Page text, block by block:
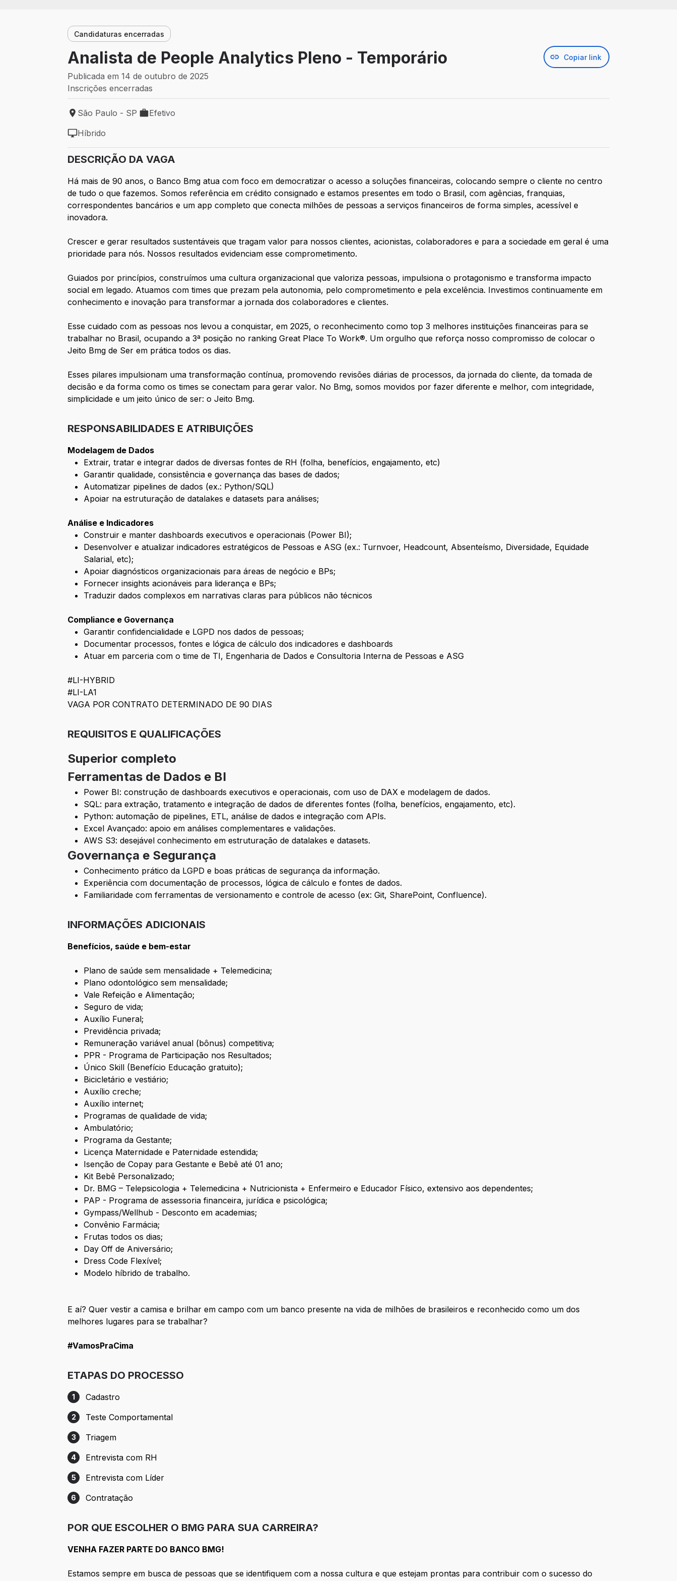
Candidaturas encerradas
Analista de People Analytics Pleno - Temporário Copiar link
Publicada em 14 de outubro de 2025
Inscrições encerradas
Local de trabalho: São Paulo - SP
São Paulo - SP
Tipo de vaga: Efetivo
Efetivo
Modelo de trabalho: Híbrido
Híbrido
DESCRIÇÃO DA VAGA
Há mais de 90 anos, o Banco Bmg atua com foco em democratizar o acesso a soluções financeiras, colocando sempre o cliente no centro
de tudo o que fazemos. Somos referência em crédito consignado e estamos presentes em todo o Brasil, com agências, franquias,
correspondentes bancários e um app completo que conecta milhões de pessoas a serviços financeiros de forma simples, acessível e
inovadora.
Crescer e gerar resultados sustentáveis que tragam valor para nossos clientes, acionistas, colaboradores e para a sociedade em geral é uma
prioridade para nós. Nossos resultados evidenciam esse comprometimento.
Guiados por princípios, construímos uma cultura organizacional que valoriza pessoas, impulsiona o protagonismo e transforma impacto
social em legado. Atuamos com times que prezam pela autonomia, pelo comprometimento e pela excelência. Investimos continuamente em
conhecimento e inovação para transformar a jornada dos colaboradores e clientes.
Esse cuidado com as pessoas nos levou a conquistar, em 2025, o reconhecimento como top 3 melhores instituições financeiras para se
trabalhar no Brasil, ocupando a 3ª posição no ranking Great Place To Work®. Um orgulho que reforça nosso compromisso de colocar o
Jeito Bmg de Ser em prática todos os dias.
Esses pilares impulsionam uma transformação contínua, promovendo revisões diárias de processos, da jornada do cliente, da tomada de
decisão e da forma como os times se conectam para gerar valor. No Bmg, somos movidos por fazer diferente e melhor, com integridade,
simplicidade e um jeito único de ser: o Jeito Bmg.
RESPONSABILIDADES E ATRIBUIÇÕES
Modelagem de Dados
Extrair, tratar e integrar dados de diversas fontes de RH (folha, benefícios, engajamento, etc)
Garantir qualidade, consistência e governança das bases de dados;
Automatizar pipelines de dados (ex.: Python/SQL)
Apoiar na estruturação de datalakes e datasets para análises;
Análise e Indicadores
Construir e manter dashboards executivos e operacionais (Power BI);
Desenvolver e atualizar indicadores estratégicos de Pessoas e ASG (ex.: Turnvoer, Headcount, Absenteísmo, Diversidade, Equidade
Salarial, etc);
Apoiar diagnósticos organizacionais para áreas de negócio e BPs;
Fornecer insights acionáveis para liderança e BPs;
Traduzir dados complexos em narrativas claras para públicos não técnicos
Compliance e Governança
Garantir confidencialidade e LGPD nos dados de pessoas;
Documentar processos, fontes e lógica de cálculo dos indicadores e dashboards
Atuar em parceria com o time de TI, Engenharia de Dados e Consultoria Interna de Pessoas e ASG
#LI-HYBRID
#LI-LA1
VAGA POR CONTRATO DETERMINADO DE 90 DIAS
REQUISITOS E QUALIFICAÇÕES
Superior completo
Ferramentas de Dados e BI
Power BI: construção de dashboards executivos e operacionais, com uso de DAX e modelagem de dados.
SQL: para extração, tratamento e integração de dados de diferentes fontes (folha, benefícios, engajamento, etc).
Python: automação de pipelines, ETL, análise de dados e integração com APIs.
Excel Avançado: apoio em análises complementares e validações.
AWS S3: desejável conhecimento em estruturação de datalakes e datasets.
Governança e Segurança
Conhecimento prático da LGPD e boas práticas de segurança da informação.
Experiência com documentação de processos, lógica de cálculo e fontes de dados.
Familiaridade com ferramentas de versionamento e controle de acesso (ex: Git, SharePoint, Confluence).
INFORMAÇÕES ADICIONAIS
Benefícios, saúde e bem-estar
Plano de saúde sem mensalidade + Telemedicina;
Plano odontológico sem mensalidade;
Vale Refeição e Alimentação;
Seguro de vida;
Auxílio Funeral;
Previdência privada;
Remuneração variável anual (bônus) competitiva;
PPR - Programa de Participação nos Resultados;
Único Skill (Benefício Educação gratuito);
Bicicletário e vestiário;
Auxílio creche;
Auxílio internet;
Programas de qualidade de vida;
Ambulatório;
Programa da Gestante;
Licença Maternidade e Paternidade estendida;
Isenção de Copay para Gestante e Bebê até 01 ano;
Kit Bebê Personalizado;
Dr. BMG – Telepsicologia + Telemedicina + Nutricionista + Enfermeiro e Educador Físico, extensivo aos dependentes;
PAP - Programa de assessoria financeira, jurídica e psicológica;
Gympass/Wellhub - Desconto em academias;
Convênio Farmácia;
Frutas todos os dias;
Day Off de Aniversário;
Dress Code Flexível;
Modelo híbrido de trabalho.
E aí? Quer vestir a camisa e brilhar em campo com um banco presente na vida de milhões de brasileiros e reconhecido como um dos
melhores lugares para se trabalhar?
#VamosPraCima
ETAPAS DO PROCESSO
Etapa 1: Cadastro
1 Cadastro
Etapa 2: Teste Comportamental
2 Teste Comportamental
Etapa 3: Triagem
3 Triagem
Etapa 4: Entrevista com RH
4 Entrevista com RH
Etapa 5: Entrevista com Líder
5 Entrevista com Líder
Etapa 6: Contratação
6 Contratação
POR QUE ESCOLHER O BMG PARA SUA CARREIRA?
VENHA FAZER PARTE DO BANCO BMG!
Estamos sempre em busca de pessoas que se identifiquem com a nossa cultura e que estejam prontas para contribuir com o sucesso do